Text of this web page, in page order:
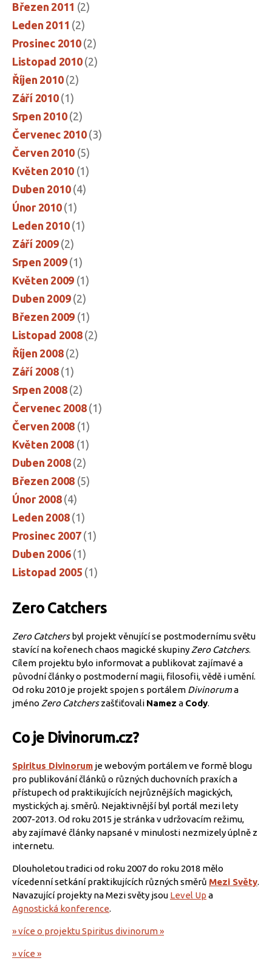
Březen 2011 (2)
Leden 2011 (2)
Prosinec 2010(2)
Listopad 2010(2)
Říjen 2010(2)
Září 2010(1)
Srpen 2010(2)
Červenec 2010(3)
Červen 2010 (5)
Květen 2010 (1)
Duben 2010(4)
Únor 2010(1)
Leden 2010(1)
Září 2009(2)
Srpen 2009(1)
Květen 2009 (1)
Duben 2009(2)
Březen 2009 (1)
Listopad 2008(2)
Říjen 2008(2)
Září 2008(1)
Srpen 2008(2)
Červenec 2008(1)
Červen 2008 (1)
Květen 2008 (1)
Duben 2008(2)
Březen 2008 (5)
Únor 2008(4)
Leden 2008(1)
Prosinec 2007(1)
Duben 2006(1)
Listopad 2005 (1)
Zero Catchers
Zero Catchersbyl projekt věnující se postmodernímu světu
stavící na kořenech chaos magické skupiny Zero Catchers.
Cílem projektu bylo informovat a publikovat zajímavé a
původní články o postmoderní magii, filosofii, vědě i umění.
Od roku 2010 je projekt spojen s portálem Divinoruma
jméno Zero Catcherszašťiťovali Namez a Cody.
Co je Divinorum.cz?
Spiritus Divinorum je webovým portálem ve formě blogu
pro publikování článků o různých duchovních praxích a
přístupech od praktikujících nejrůznějších magických,
mystických aj. směrů. Nejaktivnější byl portál mezi lety
2007-2013. Od roku 2015 je stránka v udržovacím režimu,
aby zajímavé články napsané v minulosti nezmizely úplně z
internetu.
Dlouholetou tradici od roku 2007 do roku 2018 mělo
vícedenní setkání praktikujících různých směrů Mezi Světy.
Navazující projekty na Mezi světy jsou Level Up a
Agnostická konference.
» více o projektu Spiritus divinorum »
» více »